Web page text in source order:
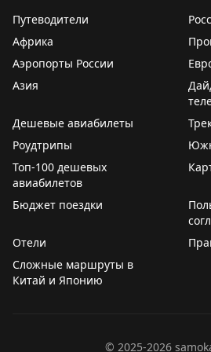
Путеводители
Африка
Аэропорты России
Азия
Дешевые авиабилеты
Роудтрипы
Топ-100 дешевых
авиабилетов
Бюджет поездки
Отели
Сложные маршруты в
Китай и Японию
© 2025-2026